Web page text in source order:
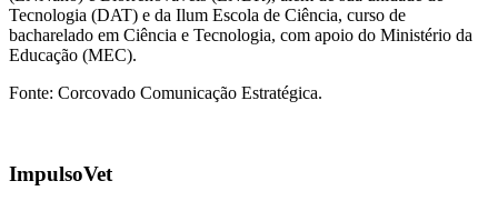
Tecnologia (DAT) e da Ilum Escola de Ciência, curso de
bacharelado em Ciência e Tecnologia, com apoio do Ministério da
Educação (MEC).
Fonte: Corcovado Comunicação Estratégica.
ImpulsoVet